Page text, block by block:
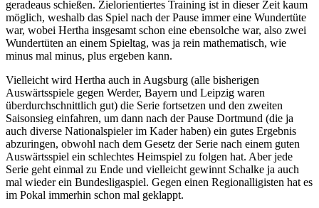
geradeaus schießen. Zielorientiertes Training ist in dieser Zeit kaum
möglich, weshalb das Spiel nach der Pause immer eine Wundertüte
war, wobei Hertha insgesamt schon eine ebensolche war, also zwei
Wundertüten an einem Spieltag, was ja rein mathematisch, wie
minus mal minus, plus ergeben kann.
Vielleicht wird Hertha auch in Augsburg (alle bisherigen
Auswärtsspiele gegen Werder, Bayern und Leipzig waren
überdurchschnittlich gut) die Serie fortsetzen und den zweiten
Saisonsieg einfahren, um dann nach der Pause Dortmund (die ja
auch diverse Nationalspieler im Kader haben) ein gutes Ergebnis
abzuringen, obwohl nach dem Gesetz der Serie nach einem guten
Auswärtsspiel ein schlechtes Heimspiel zu folgen hat. Aber jede
Serie geht einmal zu Ende und vielleicht gewinnt Schalke ja auch
mal wieder ein Bundesligaspiel. Gegen einen Regionalligisten hat es
im Pokal immerhin schon mal geklappt.